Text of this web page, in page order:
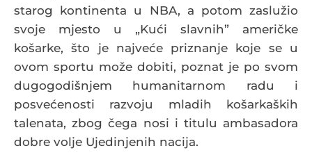
starog kontinenta u NBA, a potom zaslužio
svoje mjesto u „Kući slavnih” američke
košarke, što je najveće priznanje koje se u
ovom sportu može dobiti, poznat je po svom
dugogodišnjem humanitarnom radu i
posvećenosti razvoju mladih košarkaških
talenata, zbog čega nosi i titulu ambasadora
dobre volje Ujedinjenih nacija.